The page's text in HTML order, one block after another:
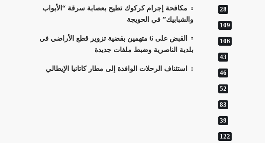
28
109
106
43
46
52
83
39
122
مكافحة إجرام كركوك تطيح بعصابة سرقة “الأبواب
والشبابيك” في الحويجة
القبض على 6 متهمين بقضية تزوير قطع الأراضي في
بلدية الناصرية وضبط ملفات جديدة
استئناف الرحلات الوافدة إلى مطار كاتانيا الإيطالي